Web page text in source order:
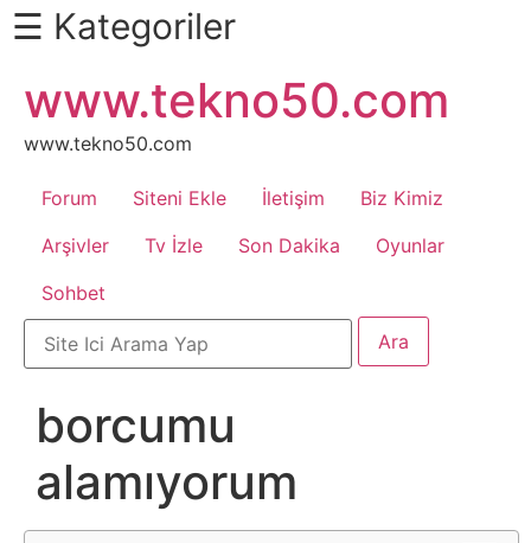
Daha
Fazlası
İçin
Kaydır
Android
Apk
Arabalar
Bankacılık
İşlemleri
☰ Kategoriler
atla
www.tekno50.com
www.tekno50.com
Forum Siteni Ekle İletişim
Biz Kimiz
Arşivler
Tv İzle Son Dakika
Oyunlar
Sohbet
borcumu
alamıyorum